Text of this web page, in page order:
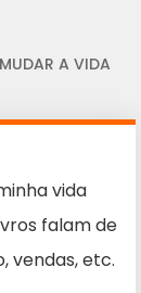
A VIDA
vida
falam de
vendas, etc.